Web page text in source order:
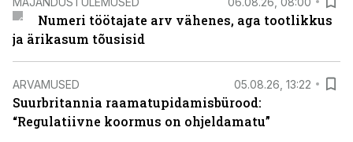
Numeri töötajate arv vähenes, aga tootlikkus
ja ärikasum tõusisid
ARVAMUSED 05.08.26, 13:22
Suurbritannia raamatupidamisbürood:
“Regulatiivne koormus on ohjeldamatu”